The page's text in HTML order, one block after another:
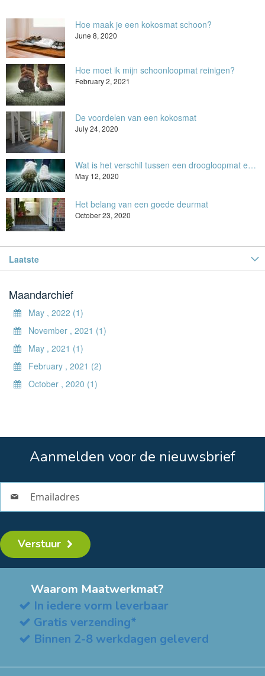
Hoe maak je een kokosmat schoon?
June 8, 2020
Hoe moet ik mijn schoonloopmat reinigen?
February 2, 2021
De voordelen van een kokosmat
July 24, 2020
Wat is het verschil tussen een droogloopmat en een schoonloopmat?
May 12, 2020
Het belang van een goede deurmat
October 23, 2020
Laatste
Maandarchief
May , 2022 (1)
November , 2021 (1)
May , 2021 (1)
February , 2021 (2)
October , 2020 (1)
Aanmelden voor de nieuwsbrief
Verstuur
Waarom Maatwerkmat?
In iedere vorm leverbaar
Gratis verzending*
Binnen 2-8 werkdagen geleverd